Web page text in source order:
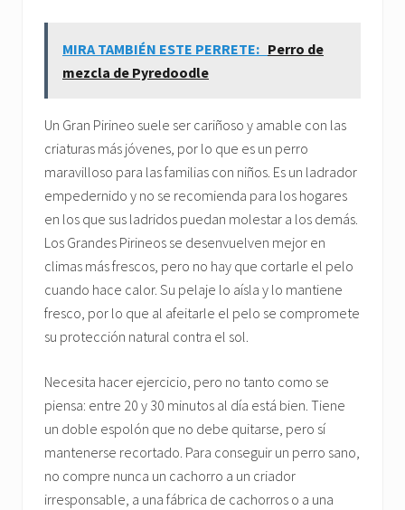
MIRA TAMBIÉN ESTE PERRETE: Perro de
mezcla de Pyredoodle
Un Gran Pirineo suele ser cariñoso y amable con las
criaturas más jóvenes, por lo que es un perro
maravilloso para las familias con niños. Es un ladrador
empedernido y no se recomienda para los hogares
en los que sus ladridos puedan molestar a los demás.
Los Grandes Pirineos se desenvuelven mejor en
climas más frescos, pero no hay que cortarle el pelo
cuando hace calor. Su pelaje lo aísla y lo mantiene
fresco, por lo que al afeitarle el pelo se compromete
su protección natural contra el sol.
Necesita hacer ejercicio, pero no tanto como se
piensa: entre 20 y 30 minutos al día está bien. Tiene
un doble espolón que no debe quitarse, pero sí
mantenerse recortado. Para conseguir un perro sano,
no compre nunca un cachorro a un criador
irresponsable, a una fábrica de cachorros o a una